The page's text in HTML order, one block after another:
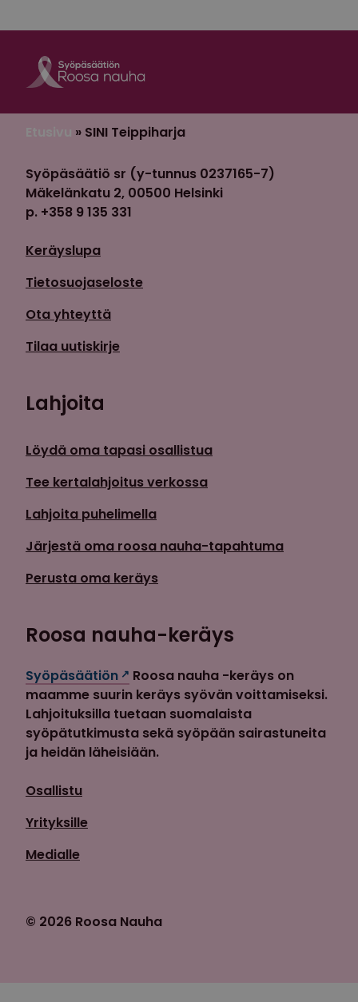
» SINI Teippiharja
Syöpäsäätiö sr (y-tunnus 0237165-7)
Mäkelänkatu 2, 00500 Helsinki
p. +358 9 135 331
Keräyslupa
Tietosuojaseloste
Ota yhteyttä
Tilaa uutiskirje
Lahjoita
Löydä oma tapasi osallistua
Tee kertalahjoitus verkossa
Lahjoita puhelimella
Järjestä oma roosa nauha-tapahtuma
Perusta oma keräys
Roosa nauha-keräys
Syöpäsäätiön
Roosa nauha -keräys on
maamme suurin keräys syövän voittamiseksi.
Lahjoituksilla tuetaan suomalaista
syöpätutkimusta sekä syöpään sairastuneita
ja heidän läheisiään.
Osallistu
Yrityksille
Medialle
© 2026 Roosa Nauha